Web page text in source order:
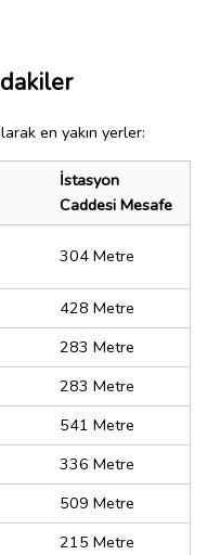
en yakın yerler:
İstasyon
Caddesi Mesafe
304 Metre
428 Metre
283 Metre
283 Metre
541 Metre
336 Metre
509 Metre
215 Metre